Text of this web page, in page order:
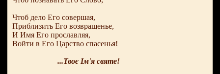
Чтоб дело Его совершая,
Приблизить Его возвращенье,
И Имя Его прославляя,
Войти в Его Царство спасенья!
...Твоє Ім'я святе!